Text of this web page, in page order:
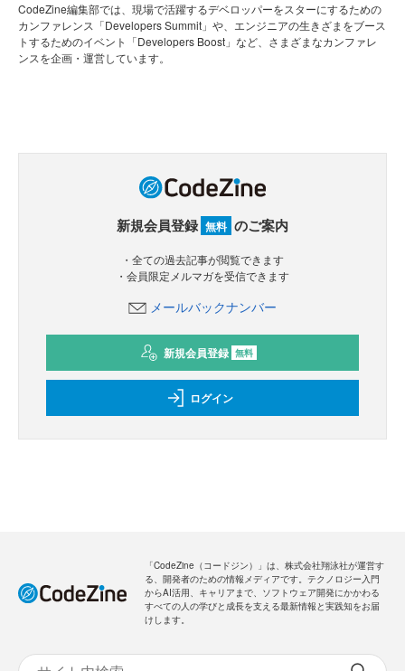
CodeZine編集部では、現場で活躍するデベロッパーをスターにするための
カンファレンス「Developers Summit」や、エンジニアの生きざまをブース
トするためのイベント「Developers Boost」など、さまざまなカンファレ
ンスを企画・運営しています。
新規会員登録 無料 のご案内
・全ての過去記事が閲覧できます
・会員限定メルマガを受信できます
メールバックナンバー
新規会員登録 無料
ログイン
「CodeZine（コードジン）」は、株式会社翔泳社が運営す
る、開発者のための情報メディアです。テクノロジー入門
からAI活用、キャリアまで、ソフトウェア開発にかかわる
すべての人の学びと成長を支える最新情報と実践知をお届
けします。